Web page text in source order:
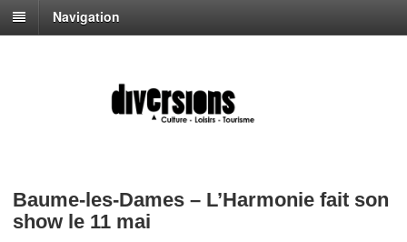
Navigation
Baume-les-Dames – L’Harmonie fait son
show le 11 mai